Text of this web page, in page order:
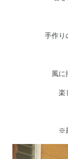
手作り
風に
楽
※